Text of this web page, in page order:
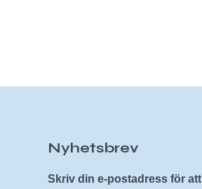
Nyhetsbrev
Skriv din e-postadress för att